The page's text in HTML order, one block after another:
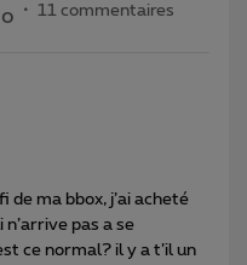
11 commentaires
ma bbox, j’ai acheté
pas a se
ce normal? il y a t’il un